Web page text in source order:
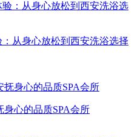
从身心放松到西安洗浴选择
心的品质SPA会所